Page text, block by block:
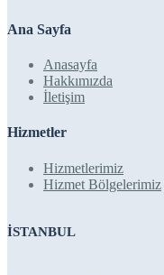
Ana Sayfa
Anasayfa
Hakkımızda
İletişim
Hizmetler
Hizmetlerimiz
Hizmet Bölgelerimiz
İSTANBUL